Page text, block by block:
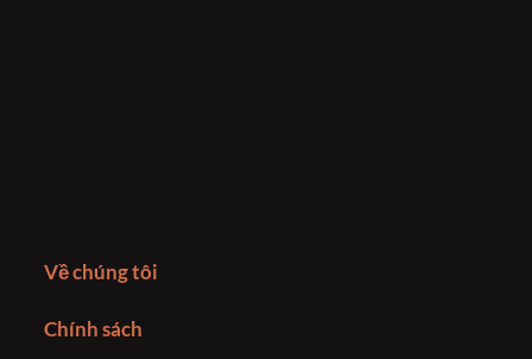
Về chúng tôi
Chính sách